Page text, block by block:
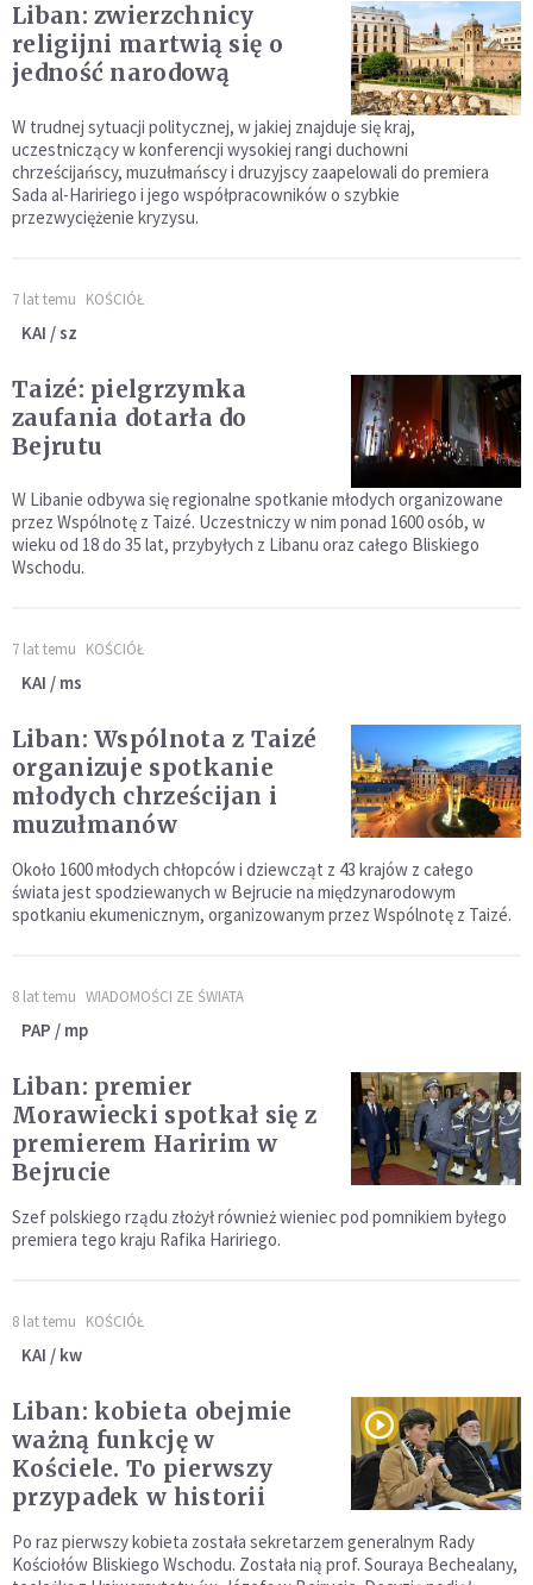
Liban: zwierzchnicy
religijni martwią się o
jedność narodową
W trudnej sytuacji politycznej, w jakiej znajduje się kraj,
uczestniczący w konferencji wysokiej rangi duchowni
chrześcijańscy, muzułmańscy i druzyjscy zaapelowali do premiera
Sada al-Haririego i jego współpracowników o szybkie
przezwyciężenie kryzysu.
7 lat temu KOŚCIÓŁ
KAI / sz
Taizé: pielgrzymka
zaufania dotarła do
Bejrutu
W Libanie odbywa się regionalne spotkanie młodych organizowane
przez Wspólnotę z Taizé. Uczestniczy w nim ponad 1600 osób, w
wieku od 18 do 35 lat, przybyłych z Libanu oraz całego Bliskiego
Wschodu.
7 lat temu KOŚCIÓŁ
KAI / ms
Liban: Wspólnota z Taizé
organizuje spotkanie
młodych chrześcijan i
muzułmanów
Około 1600 młodych chłopców i dziewcząt z 43 krajów z całego
świata jest spodziewanych w Bejrucie na międzynarodowym
spotkaniu ekumenicznym, organizowanym przez Wspólnotę z Taizé.
8 lat temu WIADOMOŚCI ZE ŚWIATA
PAP / mp
Liban: premier
Morawiecki spotkał się z
premierem Haririm w
Bejrucie
Szef polskiego rządu złożył również wieniec pod pomnikiem byłego
premiera tego kraju Rafika Haririego.
8 lat temu KOŚCIÓŁ
KAI / kw
Liban: kobieta obejmie
ważną funkcję w
Kościele. To pierwszy
przypadek w historii
Po raz pierwszy kobieta została sekretarzem generalnym Rady
Kościołów Bliskiego Wschodu. Została nią prof. Souraya Bechealany,